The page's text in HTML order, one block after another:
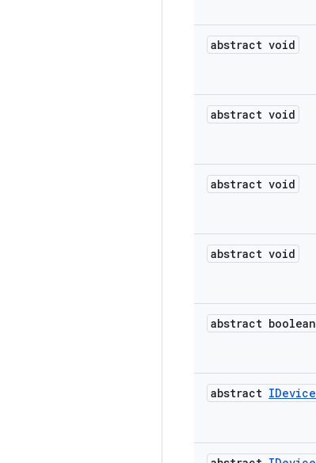
abstract void
abstract void
abstract void
abstract void
abstract boolean
abstract IDevice